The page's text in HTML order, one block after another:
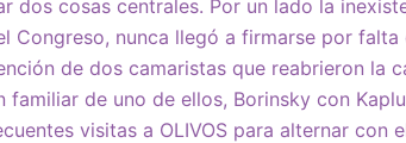
dos cosas centrales. Por un lado la
Congreso, nunca llegó a firmarse por
de dos camaristas que reabrieron la
familiar de uno de ellos, Borinsky con
visitas a OLIVOS para alternar con